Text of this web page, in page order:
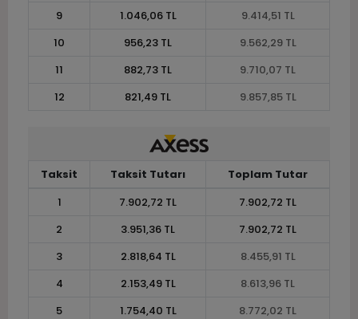
9
1.046,06 TL
9.414,51 TL
10
956,23 TL
9.562,29 TL
11
882,73 TL
9.710,07 TL
12
821,49 TL 9.857,85 TL
Taksit Taksit Tutarı
Toplam Tutar
1
7.902,72 TL
7.902,72 TL
2
3.951,36 TL
7.902,72 TL
3
2.818,64 TL
8.455,91 TL
4
2.153,49 TL
8.613,96 TL
5
1.754,40 TL
8.772,02 TL